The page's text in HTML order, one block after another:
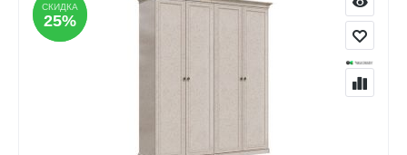
СКИДКА
25%
СКИДКА
25%